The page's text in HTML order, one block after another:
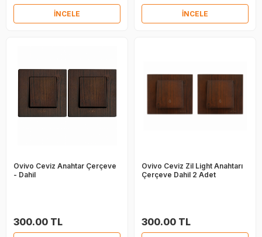
İNCELE İNCELE
Ovivo Ceviz Anahtar Çerçeve
- Dahil
300.00 TL
Ovivo Ceviz Zil Light Anahtarı
Çerçeve Dahil 2 Adet
300.00 TL